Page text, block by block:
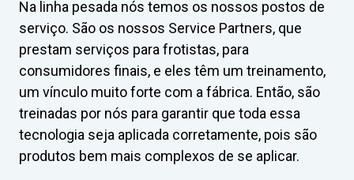
Na linha pesada nós temos os nossos postos de
serviço. São os nossos Service Partners, que
prestam serviços para frotistas, para
consumidores finais, e eles têm um treinamento,
um vínculo muito forte com a fábrica. Então, são
treinadas por nós para garantir que toda essa
tecnologia seja aplicada corretamente, pois são
produtos bem mais complexos de se aplicar.